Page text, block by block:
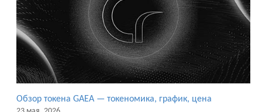
Обзор токена GAEA — токеномика, график, цена